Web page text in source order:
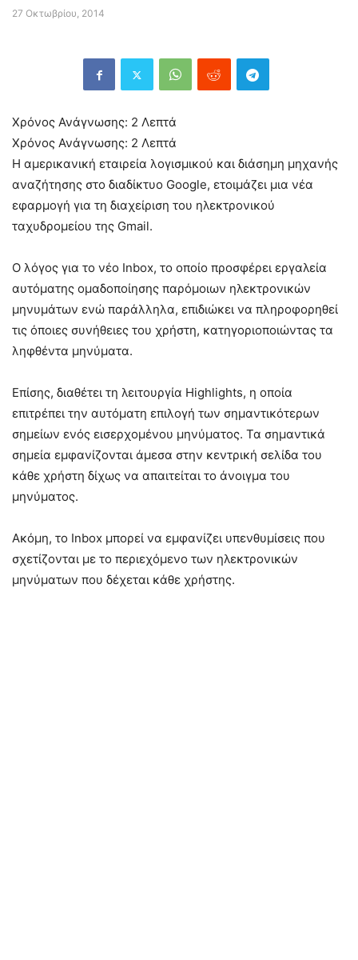
27 Οκτωβρίου, 2014
Χρόνος Ανάγνωσης: 2 Λεπτά
Χρόνος Ανάγνωσης: 2 Λεπτά
Η αμερικανική εταιρεία λογισμικού και διάσημη μηχανής
αναζήτησης στο διαδίκτυο Google, ετοιμάζει μια νέα
εφαρμογή για τη διαχείριση του ηλεκτρονικού
ταχυδρομείου της Gmail.
Ο λόγος για το νέο Inbox, το οποίο προσφέρει εργαλεία
αυτόματης ομαδοποίησης παρόμοιων ηλεκτρονικών
μηνυμάτων ενώ παράλληλα, επιδιώκει να πληροφορηθεί
τις όποιες συνήθειες του χρήστη, κατηγοριοποιώντας τα
ληφθέντα μηνύματα.
Επίσης, διαθέτει τη λειτουργία Highlights, η οποία
επιτρέπει την αυτόματη επιλογή των σημαντικότερων
σημείων ενός εισερχομένου μηνύματος. Τα σημαντικά
σημεία εμφανίζονται άμεσα στην κεντρική σελίδα του
κάθε χρήστη δίχως να απαιτείται το άνοιγμα του
μηνύματος.
Ακόμη, το Inbox μπορεί να εμφανίζει υπενθυμίσεις που
σχετίζονται με το περιεχόμενο των ηλεκτρονικών
μηνύματων που δέχεται κάθε χρήστης.